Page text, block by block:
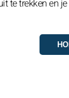
te trekken en